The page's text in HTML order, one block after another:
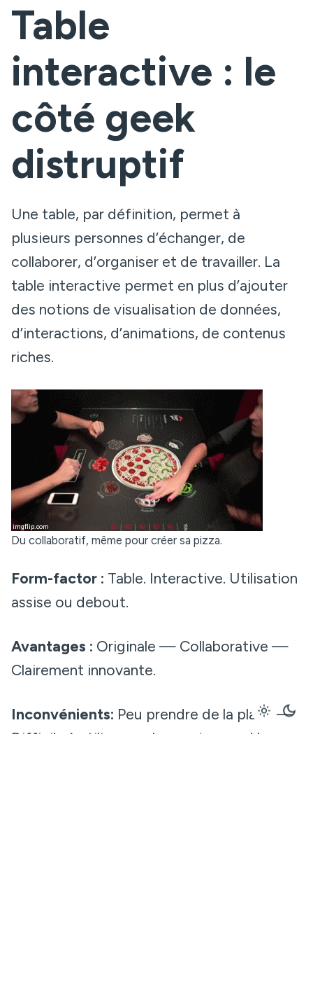
Table
interactive : le
côté geek
distruptif
Une table, par définition, permet à
plusieurs personnes d’échanger, de
collaborer, d’organiser et de travailler. La
table interactive permet en plus d’ajouter
des notions de visualisation de données,
d’interactions, d’animations, de contenus
riches.
Du collaboratif, même pour créer sa pizza.
Form-factor : Table. Interactive. Utilisation
assise ou debout.
Avantages : Originale — Collaborative —
Clairement innovante.
Inconvénients: Peu prendre de la place —
Difficile à utiliser par les novices — Une